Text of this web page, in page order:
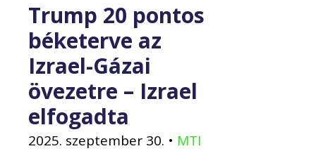
Trump 20 pontos
béketerve az
Izrael-Gázai
övezetre – Izrael
elfogadta
2025. szeptember 30. • MTI